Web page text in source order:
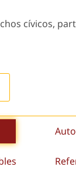
cívicos,